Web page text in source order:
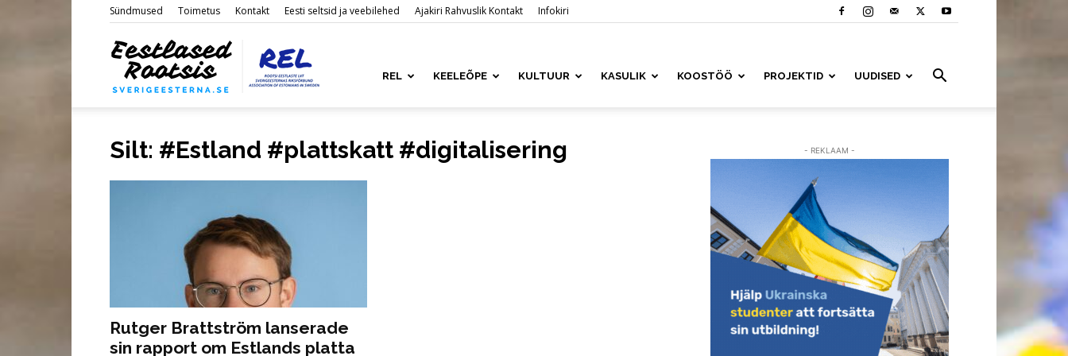
Sündmused Toimetus Kontakt Eesti seltsid ja veebilehed Ajakiri Rahvuslik Kontakt Infokiri
Rootsis
REL KEELEÕPE KULTUUR KASULIK KOOSTÖÖ PROJEKTID UUDISED
Silt: #Estland #plattskatt #digitalisering
Rutger Brattström lanserade
sin rapport om Estlands platta
- REKLAAM -